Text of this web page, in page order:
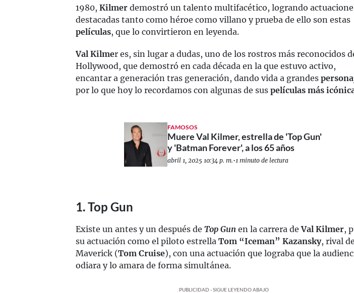
1980, Kilmer demostró un talento multifacético, logrando
destacadas tanto como héroe como villano y prueba de ello son estas
películas, que lo convirtieron en leyenda.
Val Kilmer es, sin lugar a dudas, uno de los rostros más reconocidos
Hollywood, que demostró en cada década en la que estuvo activo,
encantar a generación tras generación, dando vida a grandes
por lo que hoy lo recordamos con algunas de sus películas más
FAMOSOS
Muere Val Kilmer, estrella de 'Top Gun'
y 'Batman Forever', a los 65 años
abril 1, 2025 10:34 p. m.•1 minuto de lectura
1. Top Gun
Existe un antes y un después de Top Gun en la carrera deVal Kilmer,
su actuación como el piloto estrella Tom “Iceman” Kazansky, rival de
Maverick (Tom Cruise), con una actuación que lograba que la
odiara y lo amara de forma simultánea.
PUBLICIDAD - SIGUE LEYENDO ABAJO